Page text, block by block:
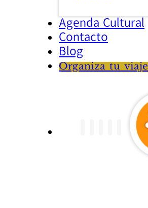
Agenda Cultural
Contacto
Blog
Organiza tu viaje